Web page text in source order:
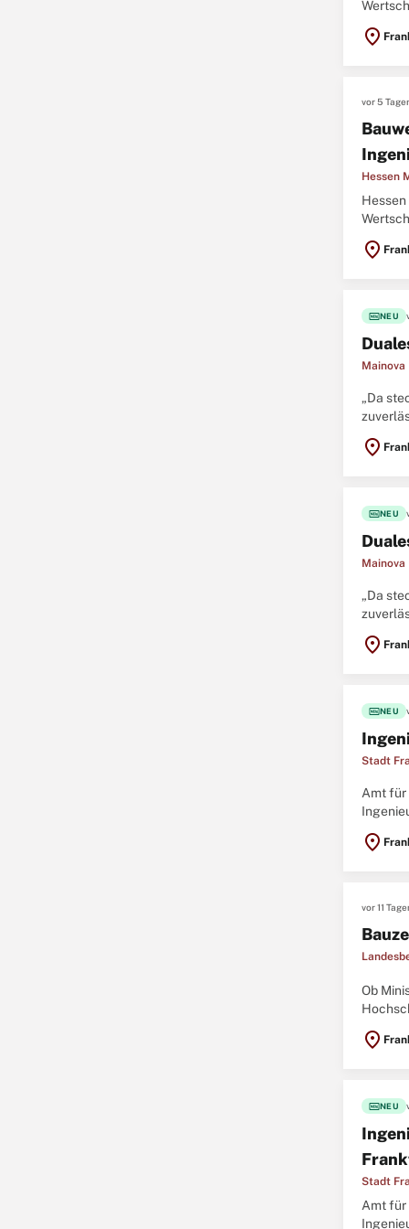
location_on
vor 5
Hessen
location_on
fiber_newNEU
Mainova
„Da
location_on
fiber_newNEU
Mainova
„Da
location_on
fiber_newNEU
Stadt
Amt für
location_on
vor 11
Ob
location_on
fiber_newNEU
Stadt
Amt für